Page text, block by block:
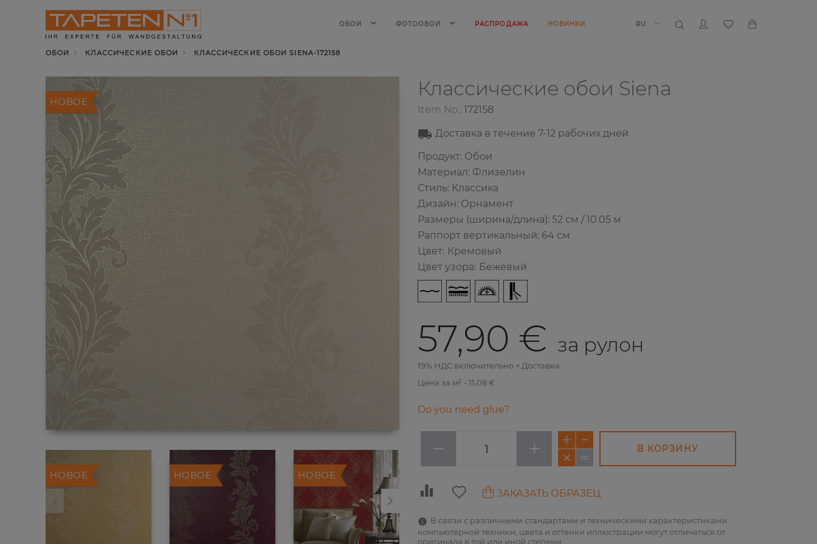
ОБОИ ФОТООБОИ РАСПРОДАЖА НОВИНКИ RU
ОБОИ КЛАССИЧЕСКИЕ ОБОИ КЛАССИЧЕСКИЕ ОБОИ SIENA-172158
НОВОЕ
НОВОЕ НОВОЕ НОВОЕ
Классические обои Siena
Item No.: 172158
Доставка в течение 7-12 рабочих дней
Продукт: Обои
Материал: Флизелин
Стиль: Классика
Дизайн: Орнамент
Размеры (ширина/длина): 52 см / 10.05 м
Раппорт вертикальный: 64 см
Цвет: Кремовый
Цвет узора: Бежевый
57,90 € за рулон
19% НДС включительно + Доставка
Цена за м² - 11,08 €
Do you need glue?
− + В КОРЗИНУ
ЗАКАЗАТЬ ОБРАЗЕЦ
В связи с различными стандартами и техническими характеристиками
компьютерной техники, цвета и оттенки иллюстрации могут отличаться от
оригинала в той или иной степени.